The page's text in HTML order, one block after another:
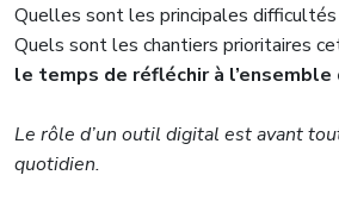
Quelles sont les principales difficultés
Quels sont les chantiers prioritaires
le temps de réfléchir à
Le rôle d’un outil digital est avant
quotidien.